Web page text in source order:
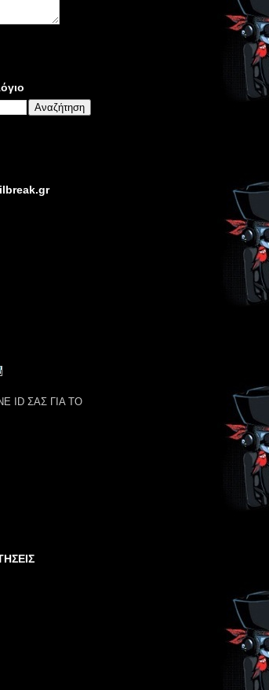
ID ΣΑΣ ΓΙΑ ΤΟ